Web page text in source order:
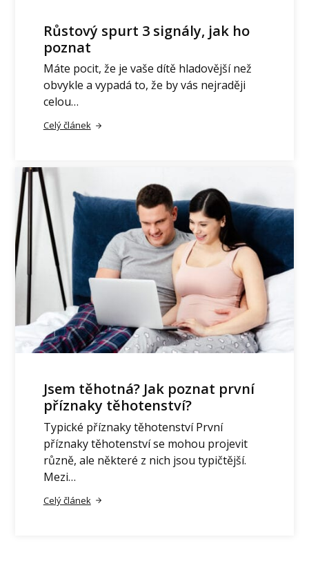
Růstový spurt 3 signály, jak ho
poznat
Máte pocit, že je vaše dítě hladovější než
obvykle a vypadá to, že by vás nejraději
celou…
Celý článek
Jsem těhotná? Jak poznat první
příznaky těhotenství?
Typické příznaky těhotenství První
příznaky těhotenství se mohou projevit
různě, ale některé z nich jsou typičtější.
Mezi…
Celý článek